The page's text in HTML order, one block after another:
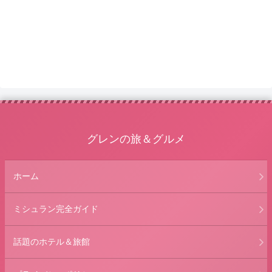
グレンの旅＆グルメ
ホーム
ミシュラン完全ガイド
話題のホテル＆旅館